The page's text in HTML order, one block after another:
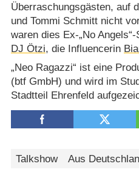
Überraschungsgästen, auf
und Tommi Schmitt nicht
waren dies Ex-„No
DJ Ötzi, die Influencerin
„Neo Ragazzi“ ist eine
(btf GmbH) und wird im
Stadtteil Ehrenfeld
Talkshow Aus